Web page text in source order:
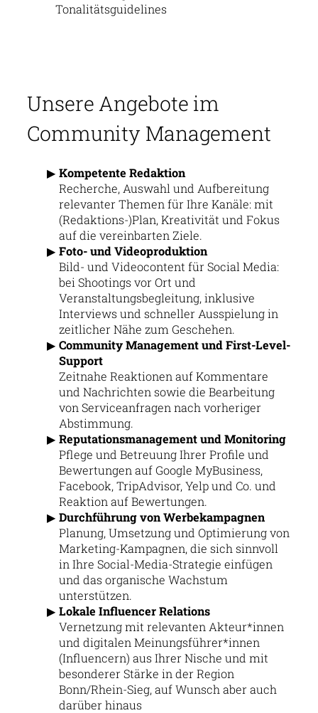
Tonalitätsguidelines
Unsere Angebote im
Community Management
Kompetente Redaktion
Recherche, Auswahl und Aufbereitung
relevanter Themen für Ihre Kanäle: mit
(Redaktions-)Plan, Kreativität und Fokus
auf die vereinbarten Ziele.
Foto- und Videoproduktion
Bild- und Videocontent für Social Media:
bei Shootings vor Ort und
Veranstaltungsbegleitung, inklusive
Interviews und schneller Ausspielung in
zeitlicher Nähe zum Geschehen.
Community Management und First-Level-
Support
Zeitnahe Reaktionen auf Kommentare
und Nachrichten sowie die Bearbeitung
von Serviceanfragen nach vorheriger
Abstimmung.
Reputationsmanagement und Monitoring
Pflege und Betreuung Ihrer Profile und
Bewertungen auf Google MyBusiness,
Facebook, TripAdvisor, Yelp und Co. und
Reaktion auf Bewertungen.
Durchführung von Werbekampagnen
Planung, Umsetzung und Optimierung von
Marketing-Kampagnen, die sich sinnvoll
in Ihre Social-Media-Strategie einfügen
und das organische Wachstum
unterstützen.
Lokale Influencer Relations
Vernetzung mit relevanten Akteur*innen
und digitalen Meinungsführer*innen
(Influencern) aus Ihrer Nische und mit
besonderer Stärke in der Region
Bonn/Rhein-Sieg, auf Wunsch aber auch
darüber hinaus